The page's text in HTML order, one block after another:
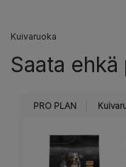
Kuivaruoka
Saata
PRO PLAN